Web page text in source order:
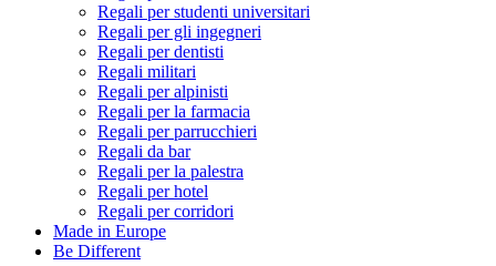
Regali per studenti universitari
Regali per gli ingegneri
Regali per dentisti
Regali militari
Regali per alpinisti
Regali per la farmacia
Regali per parrucchieri
Regali da bar
Regali per la palestra
Regali per hotel
Regali per corridori
Made in Europe
Be Different